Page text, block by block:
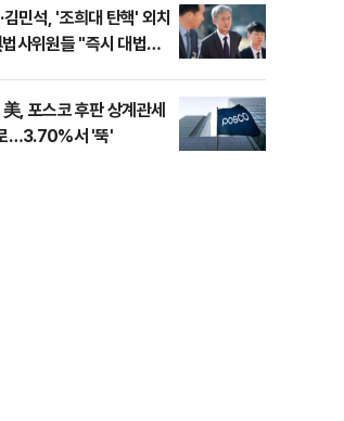
김민석, '조희대 탄핵' 외치
사위원들 "즉시 대법관
, 포스코 후판 상계관세
…3.70%서 '뚝'